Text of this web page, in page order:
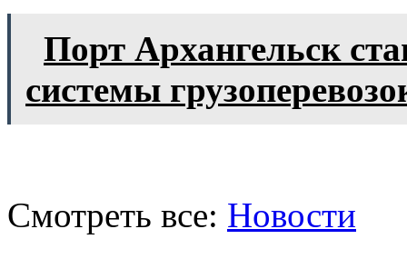
Порт Архангельск
системы
Смотреть все: Новости